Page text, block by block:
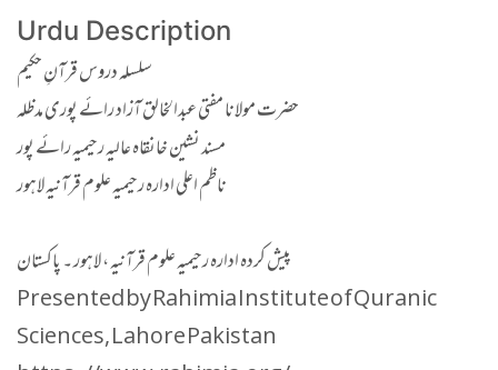
Urdu Description
سلسلہ دروس قرآنِ حکیم
حضرت مولانا مفتی عبدالخالق آزاد رائے پوری مدظلہ
مسند نشین خانقاہ عالیہ رحیمیہ رائے پور
ناظم اعلی ادارہ رحیمیہ علوم قرآنیہ لاہور
پیش کردہ ادارہ رحیمیہ علوم قرآنیہ ، لاہور ۔ پاکستان
Presented by Rahimia Institute of Quranic
Sciences, Lahore Pakistan